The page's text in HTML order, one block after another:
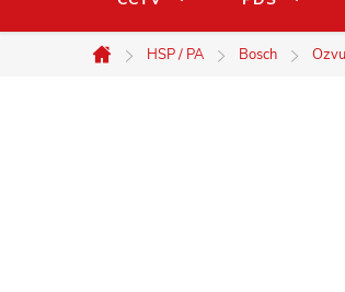
Domov
HSP / PA Bosch